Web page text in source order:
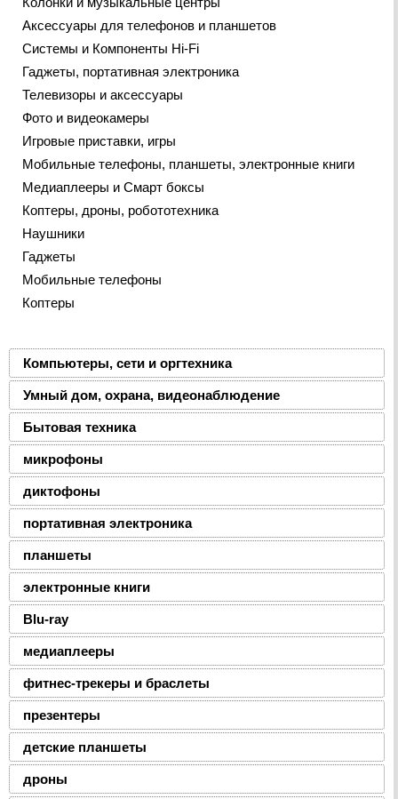
Аксессуары для телефонов и планшетов
Системы и Компоненты Hi-Fi
Гаджеты, портативная электроника
Телевизоры и аксессуары
Фото и видеокамеры
Игровые приставки, игры
Мобильные телефоны, планшеты, электронные книги
Медиаплееры и Смарт боксы
Коптеры, дроны, робототехника
Наушники
Гаджеты
Мобильные телефоны
Коптеры
Компьютеры, сети и оргтехника
Умный дом, охрана, видеонаблюдение
Бытовая техника
микрофоны
диктофоны
портативная электроника
планшеты
электронные книги
Blu-ray
медиаплееры
фитнес-трекеры и браслеты
презентеры
детские планшеты
дроны